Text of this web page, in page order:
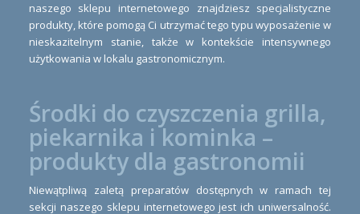
naszego sklepu internetowego znajdziesz specjalistyczne
produkty, które pomogą Ci utrzymać tego typu wyposażenie w
nieskazitelnym stanie, także w kontekście intensywnego
użytkowania w lokalu gastronomicznym.
Środki do czyszczenia grilla,
piekarnika i kominka –
produkty dla gastronomii
Niewątpliwą zaletą preparatów dostępnych w ramach tej
sekcji naszego sklepu internetowego jest ich uniwersalność.